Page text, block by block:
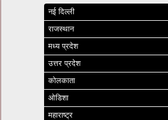
नई दिल्ली
राजस्थान
मध्य प्रदेश
उत्तर प्रदेश
कोलकाता
ओडिशा
महाराष्ट्र